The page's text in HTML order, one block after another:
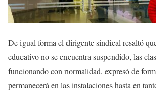
De igual forma el dirigente sindical resaltó
educativo no se encuentra suspendido, las
funcionando con normalidad, expresó de
permanecerá en las instalaciones hasta en